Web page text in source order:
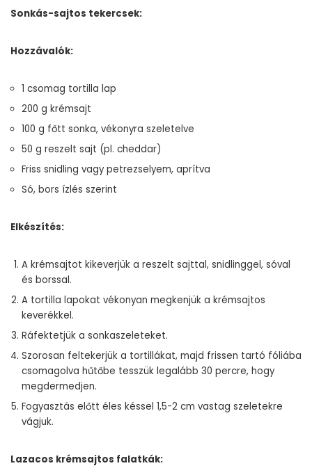
Sonkás-sajtos tekercsek:
Hozzávalók:
1 csomag tortilla lap
200 g krémsajt
100 g főtt sonka, vékonyra szeletelve
50 g reszelt sajt (pl. cheddar)
Friss snidling vagy petrezselyem, aprítva
Só, bors ízlés szerint
Elkészítés:
A krémsajtot kikeverjük a reszelt sajttal, snidlinggel, sóval
és borssal.
A tortilla lapokat vékonyan megkenjük a krémsajtos
keverékkel.
Ráfektetjük a sonkaszeleteket.
Szorosan feltekerjük a tortillákat, majd frissen tartó fóliába
csomagolva hűtőbe tesszük legalább 30 percre, hogy
megdermedjen.
Fogyasztás előtt éles késsel 1,5-2 cm vastag szeletekre
vágjuk.
Lazacos krémsajtos falatkák: